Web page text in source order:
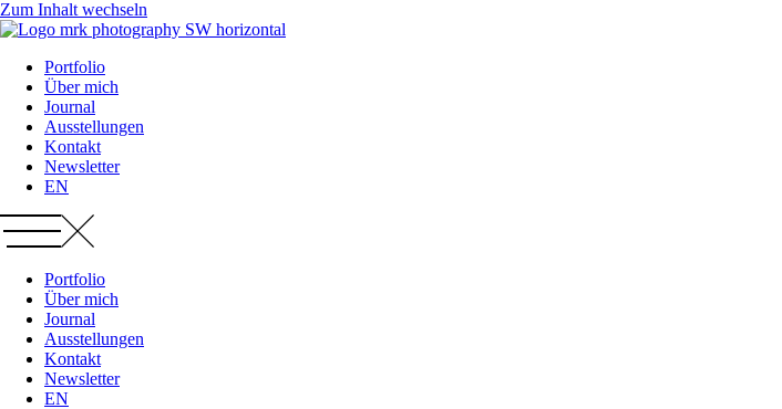
Zum Inhalt wechseln
Portfolio
Über mich
Journal
Ausstellungen
Kontakt
Newsletter
EN
Portfolio
Über mich
Journal
Ausstellungen
Kontakt
Newsletter
EN